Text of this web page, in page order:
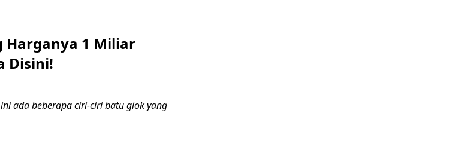
Harganya 1 Miliar
Disini!
ini ada beberapa ciri-ciri batu giok yang